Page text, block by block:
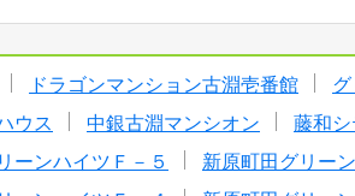
ドラゴンマンション古淵壱番館
ウス 中銀古淵マンシオン
藤和シ
ーンハイツＦ－５ 新原町田グリー